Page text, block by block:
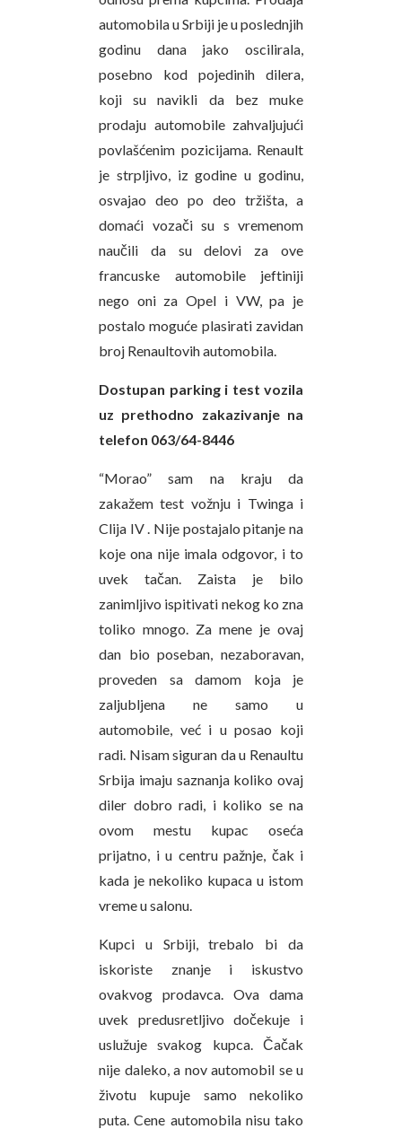
automobila u Srbiji je u poslednjih
godinu dana jako oscilirala,
posebno kod pojedinih dilera,
koji su navikli da bez muke
prodaju automobile zahvaljujući
povlašćenim pozicijama. Renault
je strpljivo, iz godine u godinu,
osvajao deo po deo tržišta, a
domaći vozači su s vremenom
naučili da su delovi za ove
francuske automobile jeftiniji
nego oni za Opel i VW, pa je
postalo moguće plasirati zavidan
broj Renaultovih automobila.
Dostupan parking i test vozila
uz prethodno zakazivanje na
telefon 063/64-8446
“Morao” sam na kraju da
zakažem test vožnju i Twinga i
Clija IV . Nije postajalo pitanje na
koje ona nije imala odgovor, i to
uvek tačan. Zaista je bilo
zanimljivo ispitivati nekog ko zna
toliko mnogo. Za mene je ovaj
dan bio poseban, nezaboravan,
proveden sa damom koja je
zaljubljena ne samo u
automobile, već i u posao koji
radi. Nisam siguran da u Renaultu
Srbija imaju saznanja koliko ovaj
diler dobro radi, i koliko se na
ovom mestu kupac oseća
prijatno, i u centru pažnje, čak i
kada je nekoliko kupaca u istom
vreme u salonu.
Kupci u Srbiji, trebalo bi da
iskoriste znanje i iskustvo
ovakvog prodavca. Ova dama
uvek predusretljivo dočekuje i
uslužuje svakog kupca. Čačak
nije daleko, a nov automobil se u
životu kupuje samo nekoliko
puta. Cene automobila nisu tako